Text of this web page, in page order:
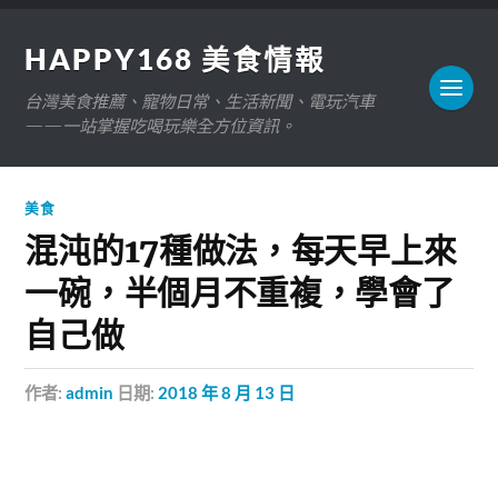
HAPPY168 美食情報
台灣美食推薦、寵物日常、生活新聞、電玩汽車
——一站掌握吃喝玩樂全方位資訊。
美食
混沌的17種做法，每天早上來
一碗，半個月不重複，學會了
自己做
作者:admin 日期: 2018 年 8 月 13 日